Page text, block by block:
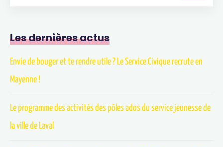
Les dernières actus
Envie de bouger et te rendre utile ? Le Service Civique recrute en
Mayenne !
Le programme des activités des pôles ados du service jeunesse de
la ville de Laval